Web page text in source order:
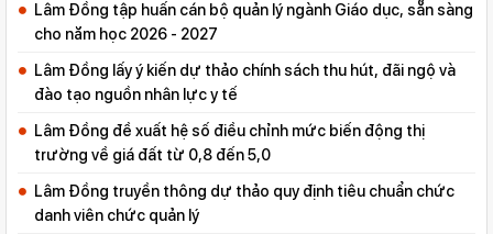
Lâm Đồng tập huấn cán bộ quản lý ngành Giáo dục, sẵn sàng
cho năm học 2026 - 2027
Lâm Đồng lấy ý kiến dự thảo chính sách thu hút, đãi ngộ và
đào tạo nguồn nhân lực y tế
Lâm Đồng đề xuất hệ số điều chỉnh mức biến động thị
trường về giá đất từ 0,8 đến 5,0
Lâm Đồng truyền thông dự thảo quy định tiêu chuẩn chức
danh viên chức quản lý